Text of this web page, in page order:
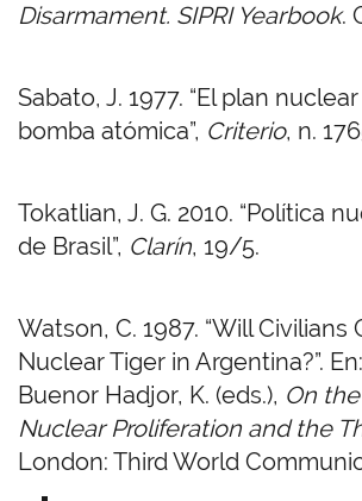
Disarmament. SIPRI Yearbook.
Sabato, J. 1977. “El plan
bomba atómica”, Criterio, n.
Tokatlian, J. G. 2010. “Política
de Brasil”, Clarín, 19/5.
Watson, C. 1987. “Will Civilians
Nuclear Tiger in Argentina?”.
Buenor Hadjor, K. (eds.), On
Nuclear Proliferation and the
London: Third World